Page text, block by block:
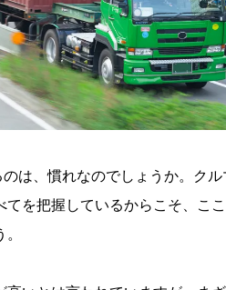
は、慣れなのでしょうか。ク
を把握しているからこそ、こ